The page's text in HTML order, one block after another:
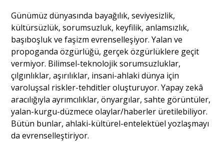
Günümüz dünyasında bayağılık, seviyesizlik,
kültürsüzlük, sorumsuzluk, keyfilik, anlamsızlık,
başıboşluk ve faşizm evrenselleşiyor. Yalan ve
propoganda özgürlüğü, gerçek özgürlüklere geçit
vermiyor. Bilimsel-teknolojik sorumsuzluklar,
çılgınlıklar, aşırılıklar, insani-ahlaki dünya için
varoluşsal riskler-tehditler oluşturuyor. Yapay zekâ
aracılığıyla ayrımcılıklar, önyargılar, sahte görüntüler,
yalan-kurgu-düzmece olaylar/haberler üretilebiliyor.
Bütün bunlar, ahlaki-kültürel-entelektüel yozlaşmayı
da evrenselleştiriyor.